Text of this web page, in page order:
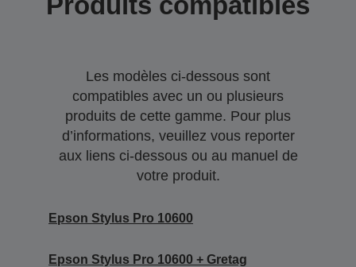
Les modèles ci-dessous sont
compatibles avec un ou plusieurs
produits de cette gamme. Pour plus
d’informations, veuillez vous reporter
aux liens ci-dessous ou au manuel de
votre produit.
Epson Stylus Pro 10600
Epson Stylus Pro 10600 + Gretag